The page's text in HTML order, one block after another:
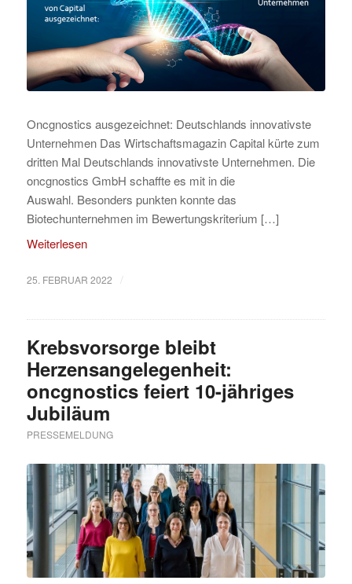
Oncgnostics ausgezeichnet: Deutschlands innovativste
Unternehmen Das Wirtschaftsmagazin Capital kürte zum
dritten Mal Deutschlands innovativste Unternehmen. Die
oncgnostics GmbH schaffte es mit in die
Auswahl. Besonders punkten konnte das
Biotechunternehmen im Bewertungskriterium […]
Weiterlesen
25. FEBRUAR 2022 /
Krebsvorsorge bleibt
Herzensangelegenheit:
oncgnostics feiert 10-jähriges
Jubiläum
PRESSEMELDUNG